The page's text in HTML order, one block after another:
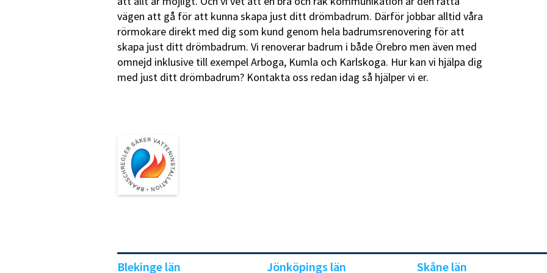
vägen att gå för att kunna skapa just ditt drömbadrum. Därför jobbar alltid våra
rörmokare direkt med dig som kund genom hela badrumsrenovering för att
skapa just ditt drömbadrum. Vi renoverar badrum i både Örebro men även med
omnejd inklusive till exempel Arboga, Kumla och Karlskoga. Hur kan vi hjälpa dig
med just ditt drömbadrum? Kontakta oss redan idag så hjälper vi er.
Blekinge län Jönköpings län Skåne län